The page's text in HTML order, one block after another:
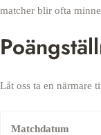
matcher blir ofta
Låt oss ta en närmare
Matchdatum